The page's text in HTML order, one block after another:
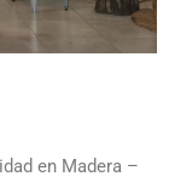
en Madera –